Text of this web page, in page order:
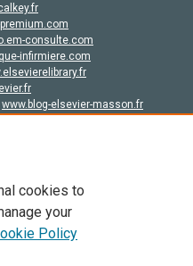
consulte.com
infirmiere.com
www.blog-elsevier-masson.fr
Tout les droits sont réservés,
les conditions de licence
cookies to
your
Policy